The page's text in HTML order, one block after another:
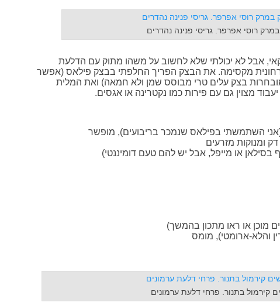
רוסי אפרפר. גריסי פנינה נהדרים
אבל לא יכולתי שלא לחשוב על משהו מתוק עם הדלעת
מקסימה. את הבצק הפריך החלפתי בבצק פילאס (אפשר
בצק עלים טרי מבוסס שמן ולא חמאה) ואת המלית
מצוין גם עם פירות כמו נקטרינה או אגסים.
קירמול בתנור. פרחי דלעת ערמונים